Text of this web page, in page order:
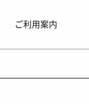
ご利用案内